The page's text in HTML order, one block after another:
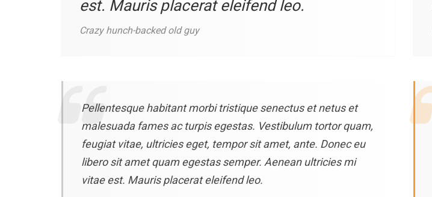
est. Mauris placerat eleifend leo.
Crazy hunch-backed old guy
Pellentesque habitant morbi tristique senectus et netus et
malesuada fames ac turpis egestas. Vestibulum tortor quam,
feugiat vitae, ultricies eget, tempor sit amet, ante. Donec eu
libero sit amet quam egestas semper. Aenean ultricies mi
vitae est. Mauris placerat eleifend leo.